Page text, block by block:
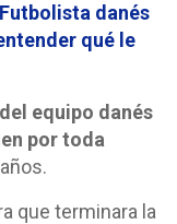
danés
qué le
equipo danés
por toda
que terminara la